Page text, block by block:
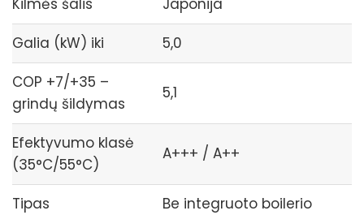
Kilmės šalis
Japonija
Galia (kW) iki
5,0
COP +7/+35 –
grindų šildymas
5,1
Efektyvumo klasė
(35°C/55°C)
A+++ / A++
Tipas
Be integruoto boilerio